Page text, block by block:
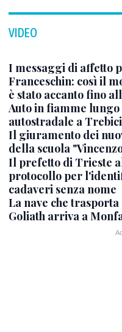
VIDEO
I messaggi di affetto
Franceschin: così il
è stato accanto fino
Auto in fiamme
autostradale a
Il giuramento dei
della scuola
Il prefetto di Trieste
protocollo per
cadaveri senza nome
La nave che
Goliath arriva a